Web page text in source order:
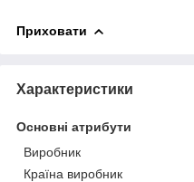
Приховати
Характеристики
Основні атрибути
Виробник
Країна виробник